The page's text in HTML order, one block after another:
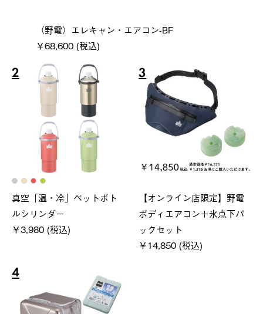
（野電）エレキャン・エアコン-BF
￥68,600 (税込)
2
真空「温・冷」ペットボト
ルシリンダー
￥3,980 (税込)
3
【オンライン店限定】野電
ボディエアコン＋氷点下パ
ックセット
￥14,850 (税込)
4